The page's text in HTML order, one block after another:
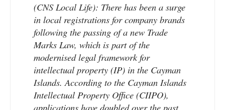
(CNS Local Life): There has been a surge
in local registrations for company brands
following the passing of a new Trade
Marks Law, which is part of the
modernised legal framework for
intellectual property (IP) in the Cayman
Islands. According to the Cayman Islands
Intellectual Property Office (CIIPO),
applications have doubled over the past